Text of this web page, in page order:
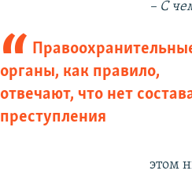
– С
органы, как правило,
отвечают, что нет
преступления
этом